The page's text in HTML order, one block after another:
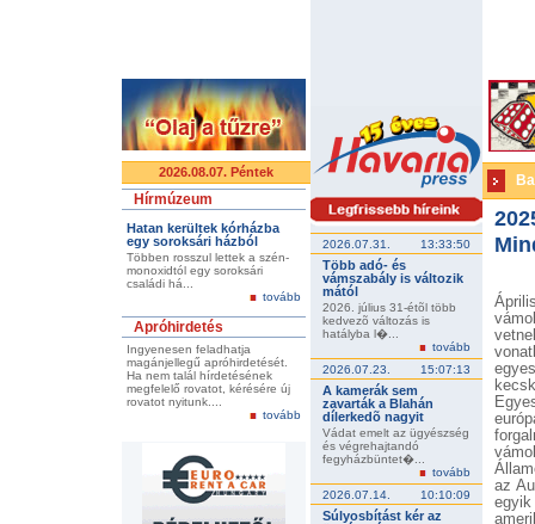
2026.08.07. Péntek
Hírmúzeum
Hatan kerültek kórházba
egy soroksári házból
Többen rosszul lettek a szén-
monoxidtól egy soroksári
családi há...
tovább
Apróhirdetés
Ingyenesen feladhatja
magánjellegű apróhirdetését.
Ha nem talál hírdetésének
megfelelő rovatot, kérésére új
rovatot nyitunk....
tovább
2026.07.31. 13:33:50
Több adó- és
vámszabály is változik
mától
2026. július 31-étõl több
kedvezõ változás is
hatályba l�...
tovább
2026.07.23.
15:07:13
A kamerák sem
zavarták a Blahán
dílerkedõ nagyit
Vádat emelt az ügyészség
és végrehajtandó
fegyházbüntet�...
tovább
2026.07.14.
10:10:09
Súlyosbítást kér az
az